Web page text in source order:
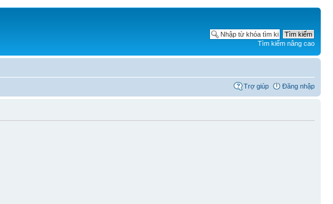
Tìm kiếm nâng cao
Trợ giúp Đăng nhập